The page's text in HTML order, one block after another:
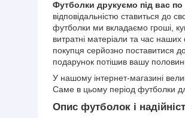
Футболки друкуємо під вас по
відповідальністю ставиться до
футболки ми вкладаємо гроші,
витратні матеріали та час
покупця серйозно поставитися
подарунок потішив вашу
У нашому інтернет-магазині
Саме в цьому період футболки
Опис футболок і